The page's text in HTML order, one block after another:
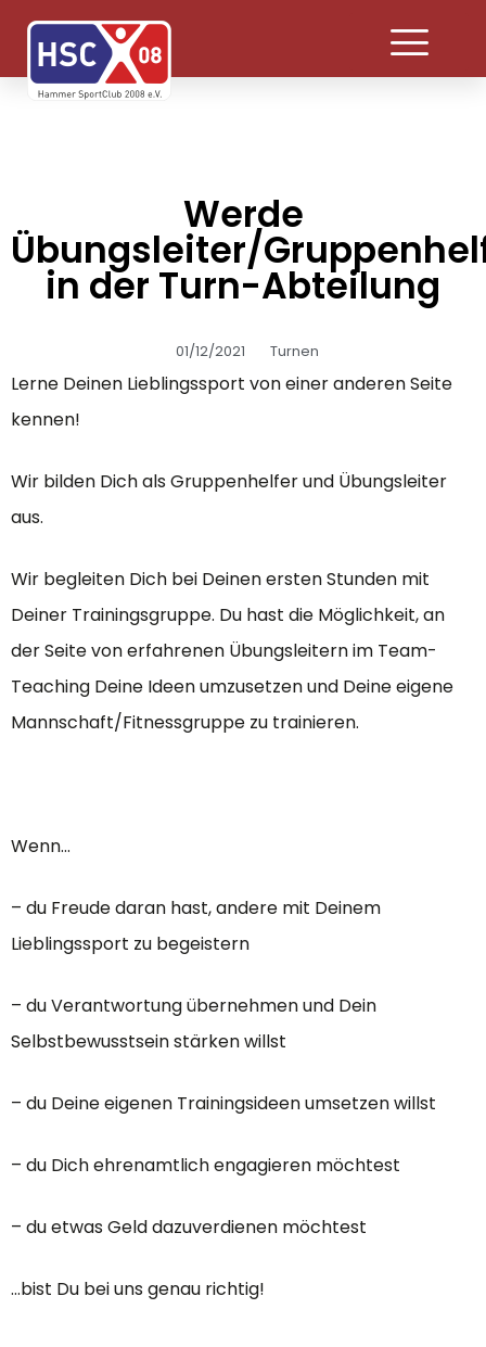
Werde
Übungsleiter/
in der Turn-Abteilung
01/12/2021 Turnen
Lerne Deinen Lieblingssport von einer anderen Seite
kennen!
Wir bilden Dich als Gruppenhelfer und Übungsleiter
aus.
Wir begleiten Dich bei Deinen ersten Stunden mit
Deiner Trainingsgruppe. Du hast die Möglichkeit, an
der Seite von erfahrenen Übungsleitern im Team-
Teaching Deine Ideen umzusetzen und Deine eigene
Mannschaft/Fitnessgruppe zu trainieren.
Wenn…
– du Freude daran hast, andere mit Deinem
Lieblingssport zu begeistern
– du Verantwortung übernehmen und Dein
Selbstbewusstsein stärken willst
– du Deine eigenen Trainingsideen umsetzen willst
– du Dich ehrenamtlich engagieren möchtest
– du etwas Geld dazuverdienen möchtest
…bist Du bei uns genau richtig!